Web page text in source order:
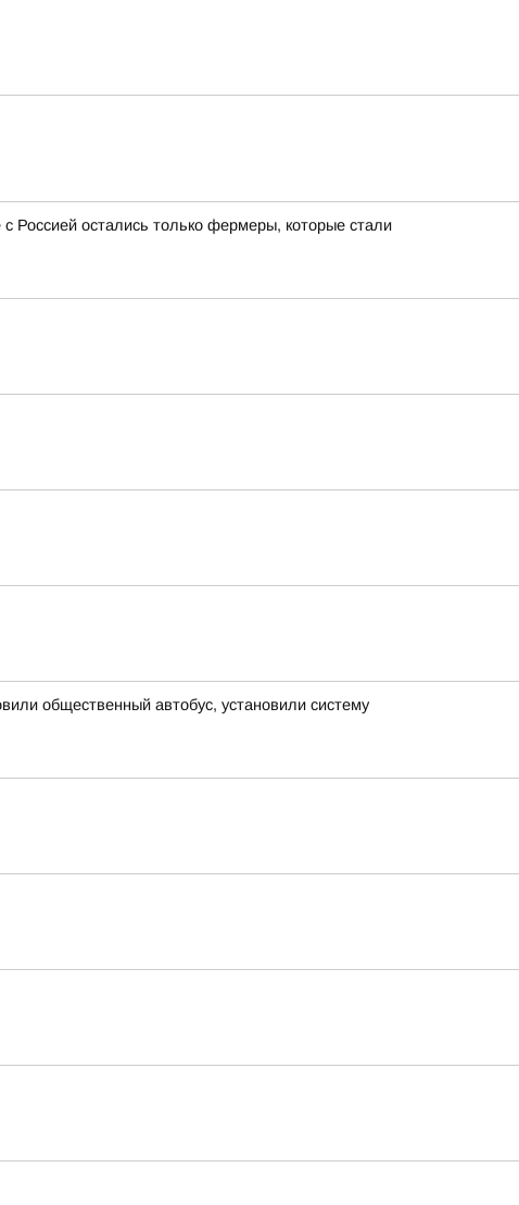
остались только фермеры, которые стали
общественный автобус, установили систему